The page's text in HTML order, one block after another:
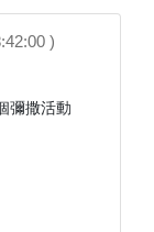
)
彌撒活動